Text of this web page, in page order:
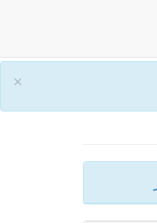
×